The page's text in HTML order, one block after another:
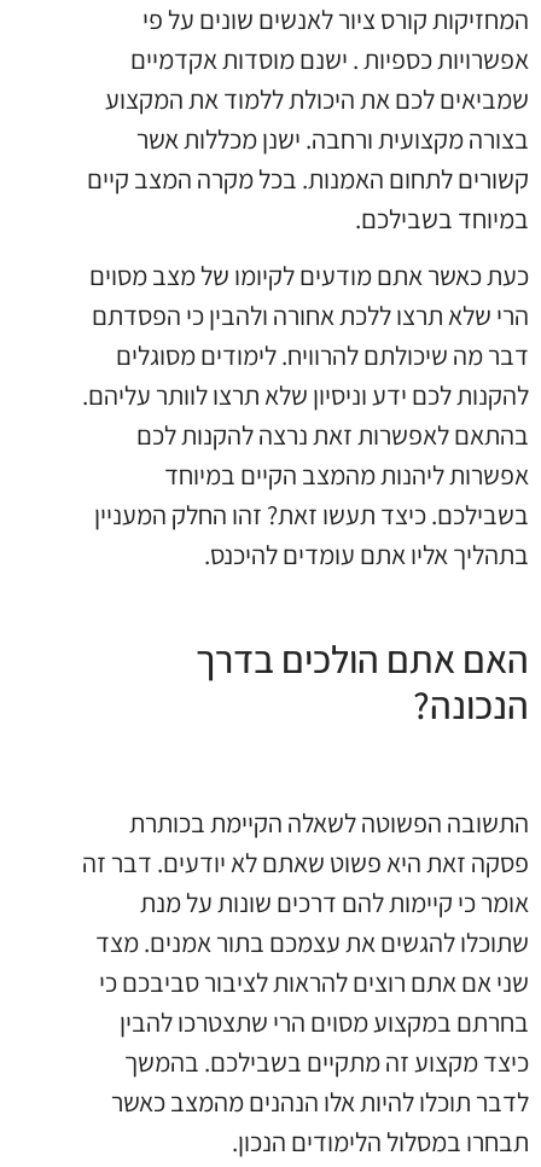
המחזיקות קורס ציור לאנשים שונים על פי
אפשרויות כספיות . ישנם מוסדות אקדמיים
שמביאים לכם את היכולת ללמוד את המקצוע
בצורה מקצועית ורחבה. ישנן מכללות אשר
קשורים לתחום האמנות. בכל מקרה המצב קיים
במיוחד בשבילכם.
כעת כאשר אתם מודעים לקיומו של מצב מסוים
הרי שלא תרצו ללכת אחורה ולהבין כי הפסדתם
דבר מה שיכולתם להרוויח. לימודים מסוגלים
להקנות לכם ידע וניסיון שלא תרצו לוותר עליהם.
בהתאם לאפשרות זאת נרצה להקנות לכם
אפשרות ליהנות מהמצב הקיים במיוחד
בשבילכם. כיצד תעשו זאת? זהו החלק המעניין
בתהליך אליו אתם עומדים להיכנס.
האם אתם הולכים בדרך
הנכונה?
התשובה הפשוטה לשאלה הקיימת בכותרת
פסקה זאת היא פשוט שאתם לא יודעים. דבר זה
אומר כי קיימות להם דרכים שונות על מנת
שתוכלו להגשים את עצמכם בתור אמנים. מצד
שני אם אתם רוצים להראות לציבור סביבכם כי
בחרתם במקצוע מסוים הרי שתצטרכו להבין
כיצד מקצוע זה מתקיים בשבילכם. בהמשך
לדבר תוכלו להיות אלו הנהנים מהמצב כאשר
תבחרו במסלול הלימודים הנכון.